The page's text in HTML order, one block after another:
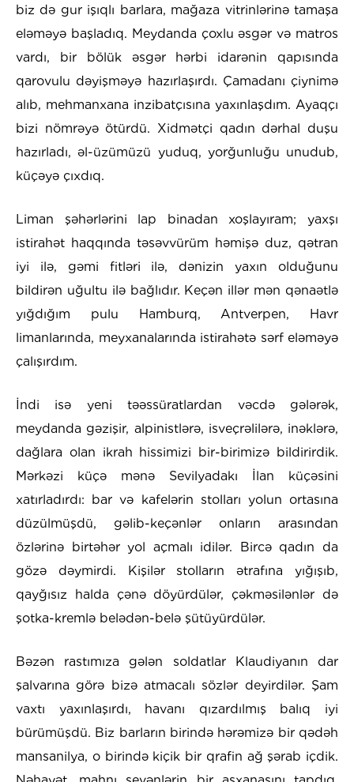
biz də gur işıqlı barlara, mağaza vitrinlərinə tamaşa
eləməyə başladıq. Meydanda çoxlu əsgər və matros
vardı, bir bölük əsgər hərbi idarənin qapısında
qarovulu dəyişməyə hazırlaşırdı. Çamadanı çiynimə
alıb, mehmanxana inzibatçısına yaxınlaşdım. Ayaqçı
bizi nömrəyə ötürdü. Xidmətçi qadın dərhal duşu
hazırladı, əl-üzümüzü yuduq, yorğunluğu unudub,
küçəyə çıxdıq.
Liman şəhərlərini lap binadan xoşlayıram; yaxşı
istirahət haqqında təsəvvürüm həmişə duz, qətran
iyi ilə, gəmi fitləri ilə, dənizin yaxın olduğunu
bildirən uğultu ilə bağlıdır. Keçən illər mən qənaətlə
yığdığım pulu Hamburq, Antverpen, Havr
limanlarında, meyxanalarında istirahətə sərf eləməyə
çalışırdım.
İndi isə yeni təəssüratlardan vəcdə gələrək,
meydanda gəzişir, alpinistlərə, isveçrəlilərə, inəklərə,
dağlara olan ikrah hissimizi bir-birimizə bildirirdik.
Mərkəzi küçə mənə Sevilyadakı İlan küçəsini
xatırladırdı: bar və kafelərin stolları yolun ortasına
düzülmüşdü, gəlib-keçənlər onların arasından
özlərinə birtəhər yol açmalı idilər. Bircə qadın da
gözə dəymirdi. Kişilər stolların ətrafına yığışıb,
qayğısız halda çənə döyürdülər, çəkməsilənlər də
şotka-kremlə belədən-belə şütüyürdülər.
Bəzən rastımıza gələn soldatlar Klaudiyanın dar
şalvarına görə bizə atmacalı sözlər deyirdilər. Şam
vaxtı yaxınlaşırdı, havanı qızardılmış balıq iyi
bürümüşdü. Biz barların birində hərəmizə bir qədəh
mansanilya, o birində kiçik bir qrafin ağ şərab içdik.